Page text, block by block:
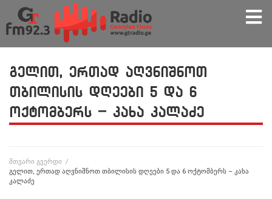
გელით, ერთად აღვნიშნოთ
თბილისის დღეები 5 და 6
ოქტომბერს – კახა კალაძე
მთვარი გვერდი /
გელით, ერთად აღვნიშნოთ თბილისის დღეები 5 და 6 ოქტომბერს – კახა
კალაძე